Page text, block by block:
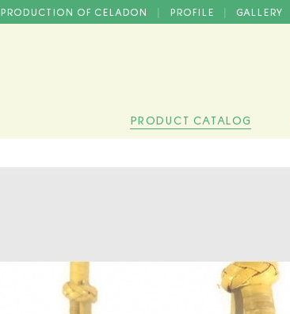
PRODUCTION OF CELADON | PROFILE | GALLERY
PRODUCT CATALOG